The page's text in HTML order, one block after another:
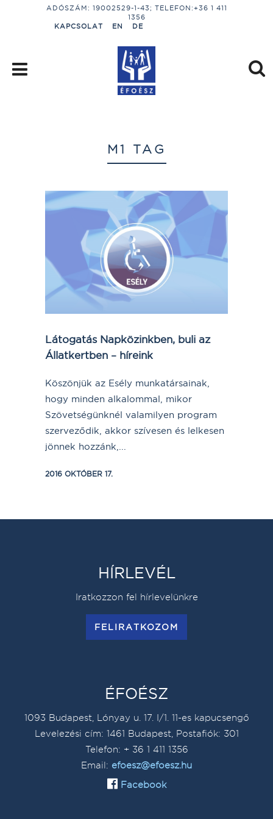
ADÓSZÁM: 19002529-1-43; TELEFON:+36 1 411
1356
KAPCSOLAT
EN DE
M1 TAG
Látogatás Napközinkben, buli az
Állatkertben – híreink
Köszönjük az Esély munkatársainak,
hogy minden alkalommal, mikor
Szövetségünknél valamilyen program
szerveződik, akkor szívesen és lelkesen
jönnek hozzánk,...
2016 OKTÓBER 17.
HÍRLEVÉL
Iratkozzon fel hírlevelünkre
FELIRATKOZOM
ÉFOÉSZ
1093 Budapest, Lónyay u. 17. I/1. 11-es kapucsengő
Levelezési cím: 1461 Budapest, Postafiók: 301
Telefon: + 36 1 411 1356
Email: efoesz@efoesz.hu
Facebook